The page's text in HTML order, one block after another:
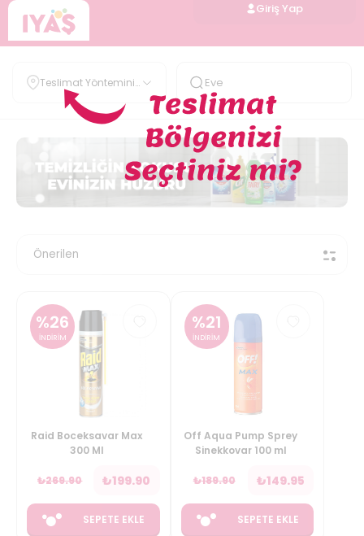
Giriş Yap
Teslimat Yöntemini
Belirle
%26
İNDİRİM
Raid Boceksavar Max
300 Ml
₺269.90 ₺199.90
SEPETE EKLE
%21
İNDİRİM
Off Aqua Pump Sprey
Sinekkovar 100 ml
₺189.90 ₺149.95
SEPETE EKLE